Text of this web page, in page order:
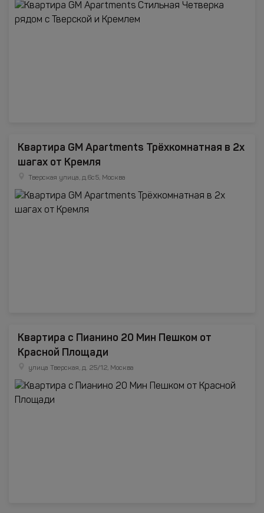
Квартира GM Apartments Трёхкомнатная в 2х
шагах от Кремля
Тверская улица, д.6с5, Москва
Квартира с Пианино 20 Мин Пешком от
Красной Площади
улица Тверская, д. 25/12, Москва